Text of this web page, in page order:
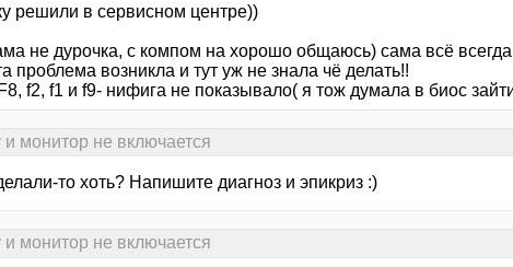
решили в сервисном центре))
не дурочка, с компом на хорошо общаюсь) сама всё
проблема возникла и тут уж не знала чё делать!!
f2, f1 и f9- нифига не показывало( я тож думала в биос
и монитор не включается
то хоть? Напишите диагноз и эпикриз :)
и монитор не включается